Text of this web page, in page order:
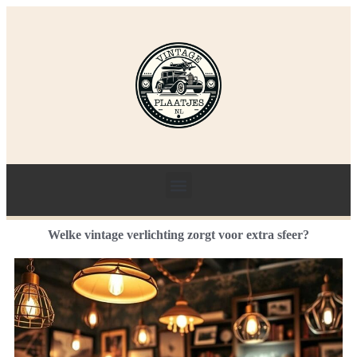
Welke vintage verlichting zorgt voor extra sfeer?